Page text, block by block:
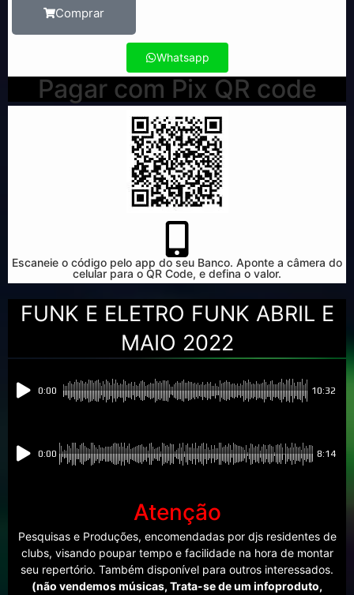
Comprar
Whatsapp
Pagar com Pix QR code
Escaneie o código pelo app do seu Banco. Aponte a câmera do
celular para o QR Code, e defina o valor.
FUNK E ELETRO FUNK ABRIL E
MAIO 2022
0:00 10:32
0:00 8:14
Atenção
Pesquisas e Produções, encomendadas por djs residentes de
clubs, visando poupar tempo e facilidade na hora de montar
seu repertório. Também disponível para outros interessados.
(não vendemos músicas, Trata-se de um infoproduto,